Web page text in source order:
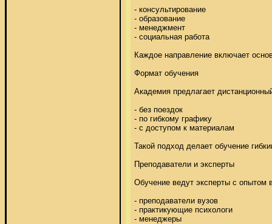
- консультирование
- образование
- менеджмент
- социальная работа
Каждое направление включает
Формат обучения
Академия предлагает
- без поездок
- по гибкому графику
- с доступом к материалам
Такой подход делает обучение
Преподаватели и эксперты
Обучение ведут эксперты с опытом
- преподаватели вузов
- практикующие психологи
- менеджеры